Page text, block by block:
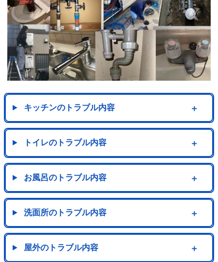
キッチンのトラブル内容 ＋
トイレのトラブル内容 ＋
お風呂のトラブル内容 ＋
洗面所のトラブル内容 ＋
屋外のトラブル内容 ＋